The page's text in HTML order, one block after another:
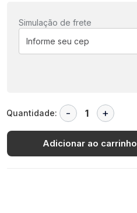
Simulação de frete
Quantidade:
Adicionar ao carrinho